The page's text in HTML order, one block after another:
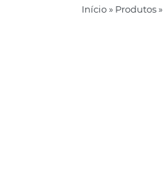
Início» Produtos»